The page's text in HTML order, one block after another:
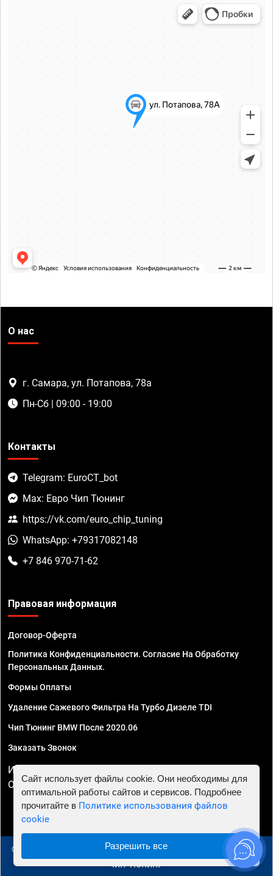
О нас
г. Самара, ул. Потапова, 78а
Пн-Сб | 09:00 - 19:00
Контакты
Telegram: EuroCT_bot
Max: Евро Чип Тюнинг
https://vk.com/euro_chip_tuning
WhatsApp: +79317082148
+7 846 970-71-62
Правовая информация
Договор-Оферта
Политика Конфиденциальности. Согласие На Обработку
Персональных Данных.
Формы Оплаты
Удаление Сажевого Фильтра На Турбо Дизеле TDI
Чип Тюнинг BMW После 2020.06
Заказать Звонок
ИП Смирнов Георгий Павлович. ИНН 781302555843,
ОГРНИП 324470400032610
© 2010 - 2026 Чип тюнинг в Самаре - Автосервис "Евро
Чип Тюнинг"
Сайт использует файлы cookie. Они необходимы для
оптимальной работы сайтов и сервисов. Подробнее
прочитайте в Политике использования файлов
cookie
Разрешить все